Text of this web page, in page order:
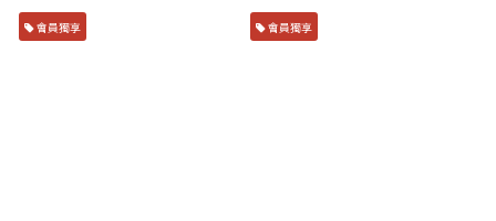
會員獨享 會員獨享